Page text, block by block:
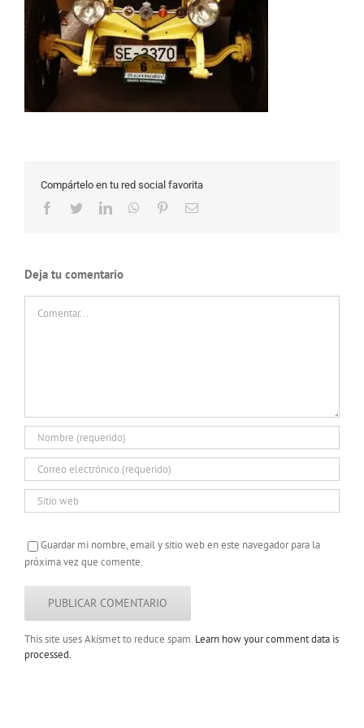
Compártelo en tu red social favorita
Facebook
TwitterLinkedInWhatsApp
PinterestCorreo
Deja tu comentario
Guardar mi nombre, email y sitio web en este navegador para la
próxima vez que comente.
This site uses Akismet to reduce spam. Learn how your comment data is
processed.